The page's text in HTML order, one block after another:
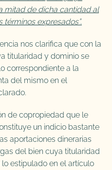
mitad de dicha cantidad al
expresados”.
nos clarifica que con la
titularidad y dominio se
correspondiente a la
del mismo en el
de copropiedad que le
un indicio bastante
aportaciones dinerarias
del bien cuya titularidad
estipulado en el artículo